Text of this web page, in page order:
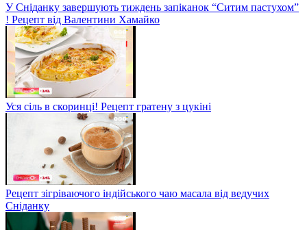
У Сніданку завершують тиждень запіканок “Ситим пастухом”
! Рецепт від Валентини Хамайко
Уся сіль в скоринці! Рецепт гратену з цукіні
Рецепт зігріваючого індійського чаю масала від ведучих
Сніданку